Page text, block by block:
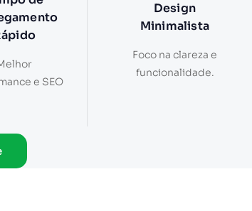
e SEO
Design
Minimalista
Foco na clareza e
funcionalidade.